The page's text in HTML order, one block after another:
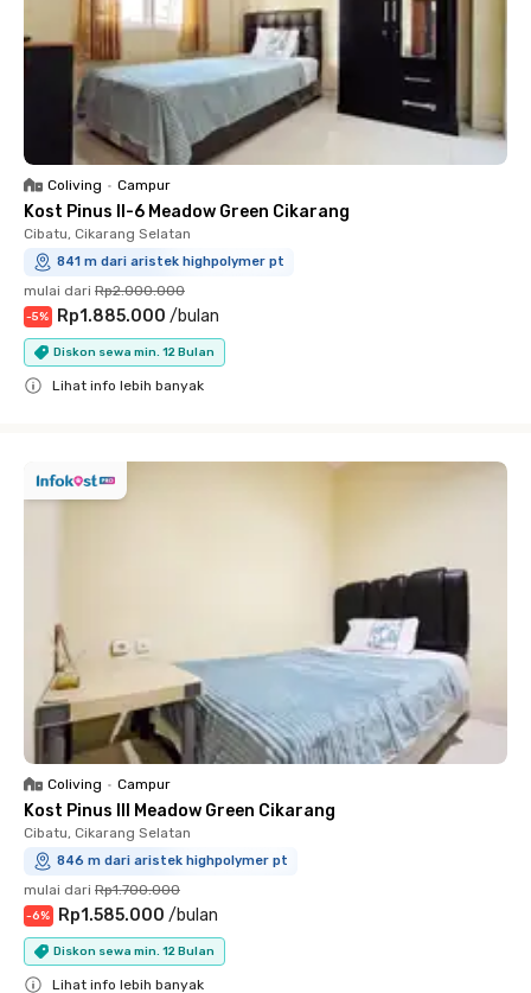
Coliving • Campur
Kost Pinus II-6 Meadow Green Cikarang
Cibatu, Cikarang Selatan
841 m dari aristek highpolymer pt
mulai dari Rp2.000.000
-5% Rp1.885.000 /bulan
Diskon sewa min. 12 Bulan
Lihat info lebih banyak
Coliving • Campur
Kost Pinus III Meadow Green Cikarang
Cibatu, Cikarang Selatan
846 m dari aristek highpolymer pt
mulai dari Rp1.700.000
-6% Rp1.585.000 /bulan
Diskon sewa min. 12 Bulan
Lihat info lebih banyak